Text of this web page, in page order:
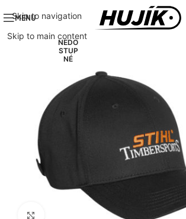
Skip to navigation
Skip to main content
MENU
NEDO
STUP
NÉ